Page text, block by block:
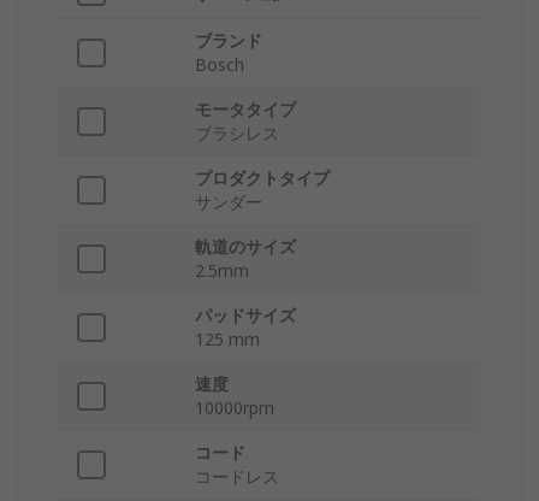
ブランド
Bosch
モータタイプ
ブラシレス
プロダクトタイプ
サンダー
軌道のサイズ
2.5mm
パッドサイズ
125 mm
速度
10000rpm
コード
コー​​ドレス